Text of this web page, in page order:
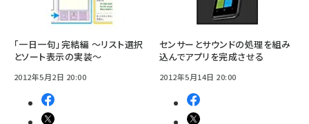
「一日一句」完結編 〜リスト選択
とソート表示の実装〜
2012年5月2日 20:00
センサーとサウンドの処理を組み
込んでアプリを完成させる
2012年5月14日 20:00